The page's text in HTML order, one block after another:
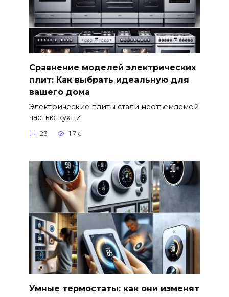
Сравнение моделей электрических
плит: Как выбрать идеальную для
вашего дома
Электрические плиты стали неотъемлемой
частью кухни
23 1.7к.
Умные термостаты: как они изменят